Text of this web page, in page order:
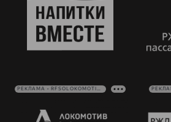
РЕКЛАМА • RFSOLOKOMOTIV.RU